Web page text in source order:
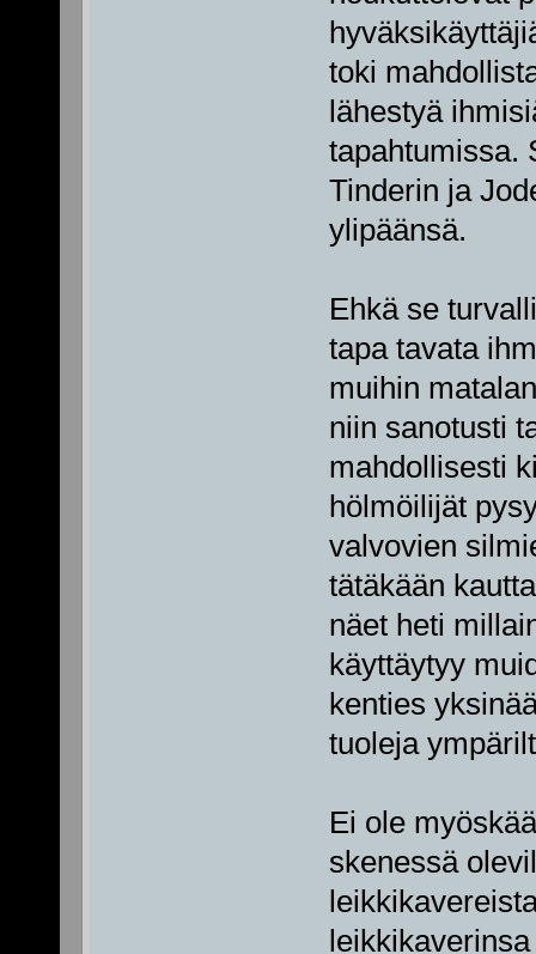
toki
lähestyä
tapahtumissa.
Tinderin ja
ylipäänsä.
Ehkä se
tapa tavata
muihin
niin sanotusti
mahdollisesti
hölmöilijät
valvovien
tätäkään
näet heti
käyttäytyy
kenties
tuoleja
Ei ole
skenessä